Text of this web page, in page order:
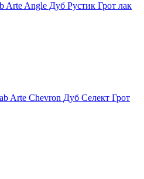
Arte Angle Дуб Рустик Грот лак
Arte Chevron Дуб Селект Грот